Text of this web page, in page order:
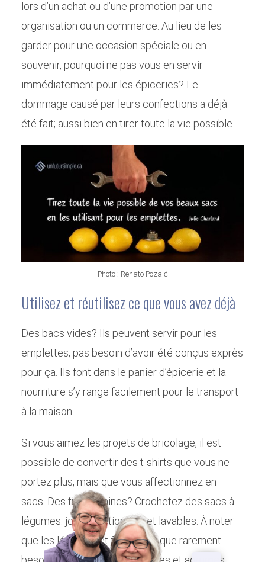
lors d’un achat ou d’une promotion par une
organisation ou un commerce. Au lieu de les
garder pour une occasion spéciale ou en
souvenir, pourquoi ne pas vous en servir
immédiatement pour les épiceries? Le
dommage causé par leurs confections a déjà
été fait; aussi bien en tirer toute la vie possible.
Photo : Renato Pozaić
Utilisez et réutilisez ce que vous avez déjà
Des bacs vides? Ils peuvent servir pour les
emplettes; pas besoin d’avoir été conçus exprès
pour ça. Ils font dans le panier d’épicerie et la
nourriture s’y range facilement pour le transport
à la maison.
Si vous aimez les projets de bricolage, il est
possible de convertir des t-shirts que vous ne
portez plus, mais que vous affectionnez en
sacs. Des fins de laines? Crochetez des sacs à
légumes: jolis, fonctionnels et lavables. À noter
que les légumes et fruits n’ont que rarement